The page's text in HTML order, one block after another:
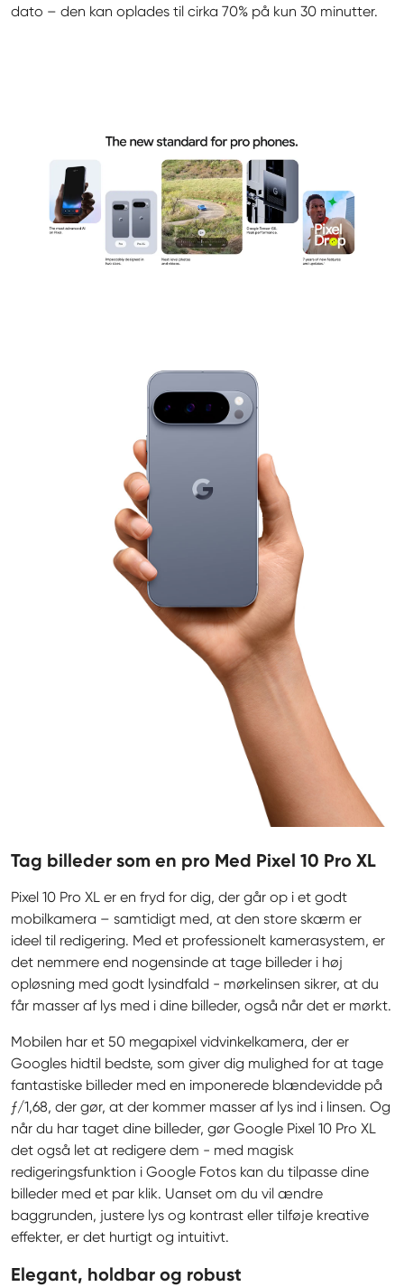
dato – den kan oplades til cirka 70% på kun 30 minutter.
Tag billeder som en pro Med Pixel 10 Pro XL
Pixel 10 Pro XL er en fryd for dig, der går op i et godt
mobilkamera – samtidigt med, at den store skærm er
ideel til redigering. Med et professionelt kamerasystem, er
det nemmere end nogensinde at tage billeder i høj
opløsning med godt lysindfald - mørkelinsen sikrer, at du
får masser af lys med i dine billeder, også når det er mørkt.
Mobilen har et 50 megapixel vidvinkelkamera, der er
Googles hidtil bedste, som giver dig mulighed for at tage
fantastiske billeder med en imponerede blændevidde på
ƒ/1,68, der gør, at der kommer masser af lys ind i linsen. Og
når du har taget dine billeder, gør Google Pixel 10 Pro XL
det også let at redigere dem - med magisk
redigeringsfunktion i Google Fotos kan du tilpasse dine
billeder med et par klik. Uanset om du vil ændre
baggrunden, justere lys og kontrast eller tilføje kreative
effekter, er det hurtigt og intuitivt.
Elegant, holdbar og robust